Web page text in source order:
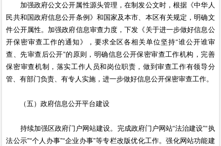
加强政府公文公开属性源头管理，在制发公文时，根据《中华人
民共和国政府信息公开条例》和国家及本市、本区有关规定，明确文
件公开属性。加强政府信息审查力度，下发《关于进一步做好信息公
开保密审查工作的通知》，要求全区各相关单位坚持“谁公开谁审
查、先审查后公开”的原则，明确信息公开保密审查工作机构，完善
保密审查机制，落实工作人员和岗位职责，做到审查工作有领导分
管、有部门负责、有专人实施，进一步做好信息公开保密审查工作。
（五）政府信息公开平台建设
持续加强区政府门户网站建设。完成政府门户网站“法治建设”“执
法公示”“个人办事”“企业办事”等专栏改版优化工作。强化网站功能建